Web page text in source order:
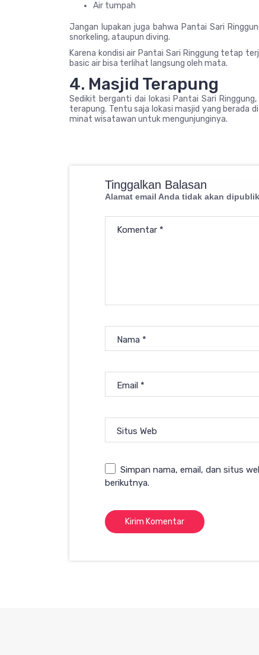
Air tumpah
Jangan lupakan juga bahwa Pantai Sari
snorkeling, ataupun diving.
Karena kondisi air Pantai Sari Ringgung tetap
basic air bisa terlihat langsung oleh mata.
4. Masjid Terapung
Sedikit berganti dai lokasi Pantai Sari
terapung. Tentu saja lokasi masjid yang berada
minat wisatawan untuk mengunjunginya.
Tinggalkan Balasan
Alamat email Anda tidak akan
Komentar *
Nama *
Email *
Situs Web
Simpan nama, email, dan situs
berikutnya.